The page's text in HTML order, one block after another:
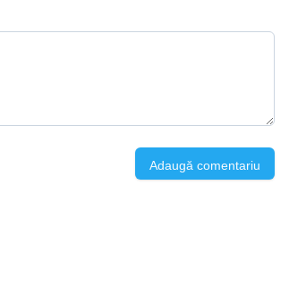
Adaugă comentariu